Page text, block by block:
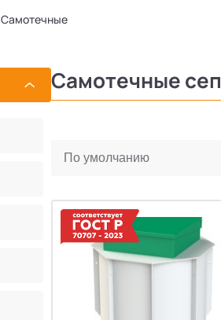
Самотечные
Самотечные